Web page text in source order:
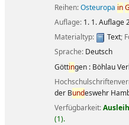
Reihen:Osteuropa in
Auflage: 1. 1. Auflage
Materialtyp:
Text;
Sprache: Deutsch
Göttingen : Böhlau
der Bundeswehr
Verfügbarkeit:
(1).